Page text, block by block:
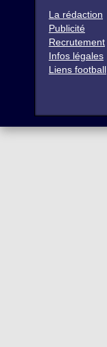
La rédaction
Publicité
Recrutement
Infos légales
Liens football